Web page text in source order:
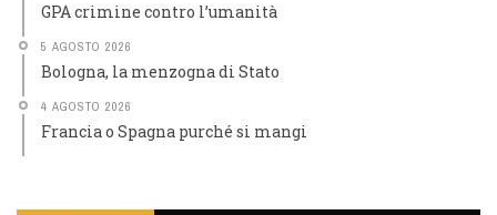
GPA crimine contro l’umanità
5 AGOSTO 2026
Bologna, la menzogna di Stato
4 AGOSTO 2026
Francia o Spagna purché si mangi